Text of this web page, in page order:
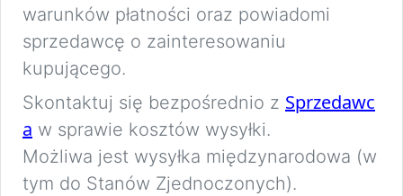
warunków płatności oraz powiadomi
sprzedawcę o zainteresowaniu
kupującego.
Skontaktuj się bezpośrednio z Sprzedawc
a w sprawie kosztów wysyłki.
Możliwa jest wysyłka międzynarodowa (w
tym do Stanów Zjednoczonych).